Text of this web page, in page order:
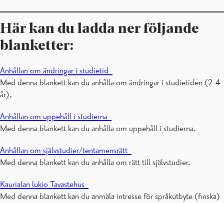
Här kan du ladda ner följande
blanketter:
Anhållan om ändringar i studietid
Med denna blankett kan du anhålla om ändringar i studietiden (2-4
år).
Anhållan om uppehåll i studierna
Med denna blankett kan du anhålla om uppehåll i studierna.
Anhållan om självstudier/tentamensrätt
Med denna blankett kan du anhålla om rätt till självstudier.
Kaurialan lukio Tavastehus
Med denna blankett kan du anmäla intresse för språkutbyte (finska)